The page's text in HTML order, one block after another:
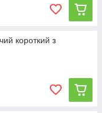
короткий з